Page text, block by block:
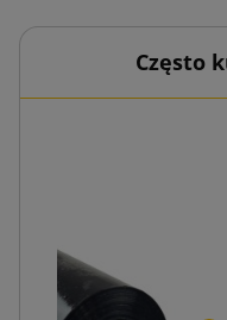
Często